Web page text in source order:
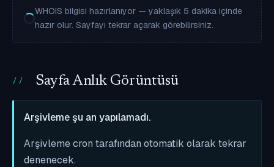
WHOIS bilgisi hazırlanıyor — yaklaşık 5 dakika içinde
hazır olur. Sayfayı tekrar açarak görebilirsiniz.
Sayfa Anlık Görüntüsü
Arşivleme şu an yapılamadı.
Arşivleme cron tarafından otomatik olarak tekrar
denenecek.